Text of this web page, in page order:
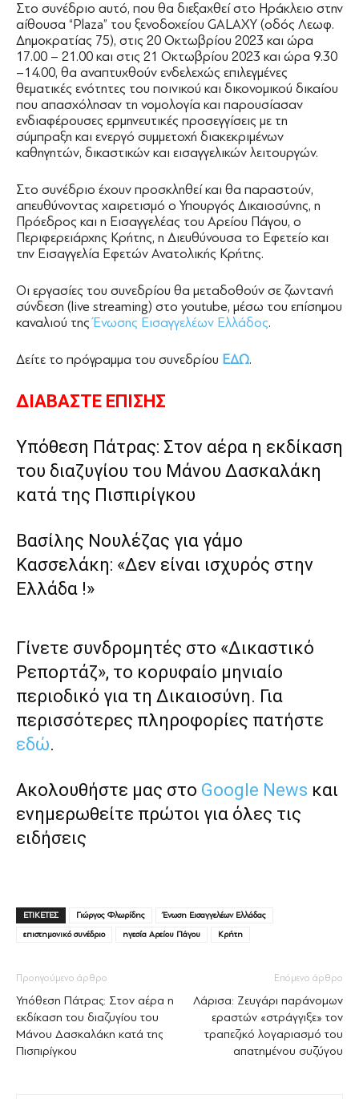
Στο συνέδριο αυτό, που θα διεξαχθεί στο Ηράκλειο στην
αίθουσα “Plaza” του ξενοδοχείου GALAXY (οδός Λεωφ.
Δημοκρατίας 75), στις 20 Οκτωβρίου 2023 και ώρα
17.00 – 21.00 και στις 21 Οκτωβρίου 2023 και ώρα 9.30
–14.00, θα αναπτυχθούν ενδελεχώς επιλεγμένες
θεματικές ενότητες του ποινικού και δικονομικού δικαίου
που απασχόλησαν τη νομολογία και παρουσίασαν
ενδιαφέρουσες ερμηνευτικές προσεγγίσεις με τη
σύμπραξη και ενεργό συμμετοχή διακεκριμένων
καθηγητών, δικαστικών και εισαγγελικών λειτουργών.
Στο συνέδριο έχουν προσκληθεί και θα παραστούν,
απευθύνοντας χαιρετισμό ο Υπουργός Δικαιοσύνης, η
Πρόεδρος και η Εισαγγελέας του Αρείου Πάγου, ο
Περιφερειάρχης Κρήτης, η Διευθύνουσα το Εφετείο και
την Εισαγγελία Εφετών Ανατολικής Κρήτης.
Οι εργασίες του συνεδρίου θα μεταδοθούν σε ζωντανή
σύνδεση (live streaming) στο youtube, μέσω του επίσημου
καναλιού τηςΈνωσης Εισαγγελέων Ελλάδος.
Δείτε το πρόγραμμα του συνεδρίου ΕΔΩ.
ΔΙΑΒΑΣΤΕ ΕΠΙΣΗΣ
Υπόθεση Πάτρας: Στον αέρα η εκδίκαση
του διαζυγίου του Μάνου Δασκαλάκη
κατά της Πισπιρίγκου
Βασίλης Νουλέζας για γάμο
Κασσελάκη: «Δεν είναι ισχυρός στην
Ελλάδα !»
Γίνετε συνδρομητές στο «Δικαστικό
Ρεπορτάζ», το κορυφαίο μηνιαίο
περιοδικό για τη Δικαιοσύνη. Για
περισσότερες πληροφορίες πατήστε
εδώ.
Ακολουθήστε μας στο Google News και
ενημερωθείτε πρώτοι για όλες τις
ειδήσεις
ΕΤΙΚΕΤΕΣ Γιώργος Φλωρίδης
Ένωση Εισαγγελέων Ελλάδας
επιστημονικό συνέδριο
ηγεσία Αρείου Πάγου Κρήτη
Προηγούμενο άρθρο
Υπόθεση Πάτρας: Στον αέρα η
εκδίκαση του διαζυγίου του
Μάνου Δασκαλάκη κατά της
Πισπιρίγκου
Επόμενο άρθρο
Λάρισα: Ζευγάρι παράνομων
εραστών «στράγγιξε» τον
τραπεζικό λογαριασμό του
απατημένου συζύγου